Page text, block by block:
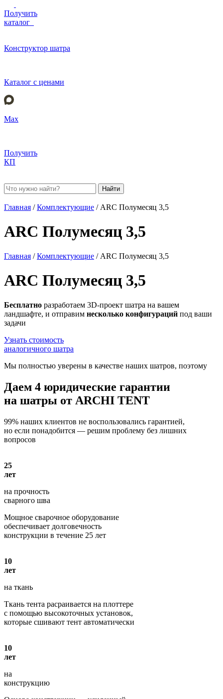
Получить
каталог
Конструктор шатра
Каталог с ценами
Max
Получить
КП
Найти
Главная /Комплектующие / ARC Полумесяц 3,5
ARC Полумесяц 3,5
Главная /Комплектующие / ARC Полумесяц 3,5
ARC Полумесяц 3,5
Бесплатно разработаем 3D-проект шатра на вашем
ландшафте, и отправим несколько конфигураций под ваши
задачи
Узнать стоимость
аналогичного шатра
Мы полностью уверены в качестве наших шатров, поэтому
Даем 4 юридические гарантии
на шатры от ARCHI TENT
99% наших клиентов не воспользовались гарантией,
но если понадобится — решим проблему без лишних
вопросов
25
лет
на прочность
сварного шва
Мощное сварочное оборудование
обеспечивает долговечность
конструкции в течение 25 лет
10
лет
на ткань
Ткань тента расраивается на плоттере
с помощью высокоточных установок,
которые сшивают тент автоматически
10
лет
на
конструкцию